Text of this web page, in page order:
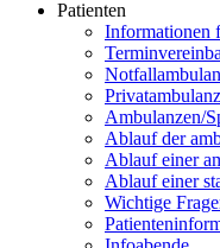
Patienten
Informationen
Privatambulanz
Ambulanzen/
Ablauf der
Ablauf einer
Ablauf einer
Wichtige